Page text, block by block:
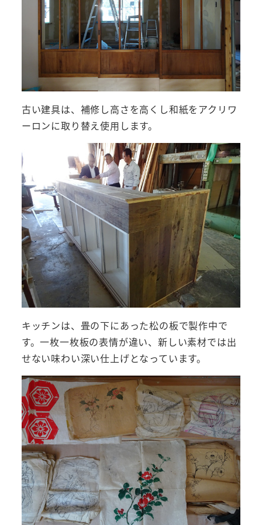
古い建具は、補修し高さを高くし和紙をアクリワ
ーロンに取り替え使用します。
キッチンは、畳の下にあった松の板で製作中で
す。一枚一枚板の表情が違い、新しい素材では出
せない味わい深い仕上げとなっています。